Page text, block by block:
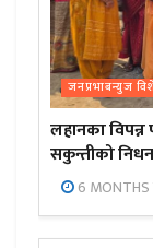
जनप्रभाबन्युज
लहानका
सकुन्तीको
6